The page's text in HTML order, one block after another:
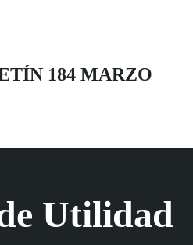
184 MARZO
Utilidad